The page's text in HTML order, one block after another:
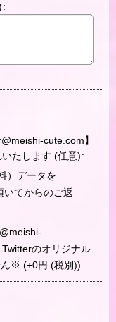
:
cute.com】
たします (任意):
）データを
いてからのご返
のオリジナル
ん※ (+0円 (税別))